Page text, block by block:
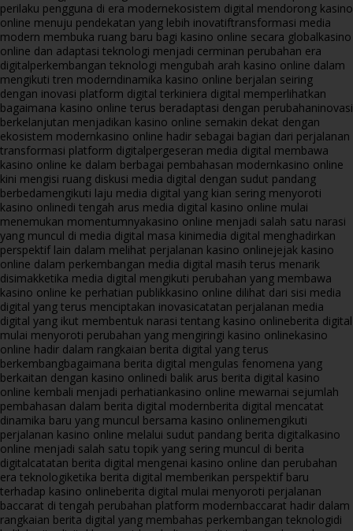
perilaku pengguna di era modernekosistem digital mendorong kasino
online menuju pendekatan yang lebih inovatiftransformasi media
modern membuka ruang baru bagi kasino online secara globalkasino
online dan adaptasi teknologi menjadi cerminan perubahan era
digitalperkembangan teknologi mengubah arah kasino online dalam
mengikuti tren moderndinamika kasino online berjalan seiring
dengan inovasi platform digital terkiniera digital memperlihatkan
bagaimana kasino online terus beradaptasi dengan perubahaninovasi
berkelanjutan menjadikan kasino online semakin dekat dengan
ekosistem modernkasino online hadir sebagai bagian dari perjalanan
transformasi platform digitalpergeseran media digital membawa
kasino online ke dalam berbagai pembahasan modernkasino online
kini mengisi ruang diskusi media digital dengan sudut pandang
berbedamengikuti laju media digital yang kian sering menyoroti
kasino onlinedi tengah arus media digital kasino online mulai
menemukan momentumnyakasino online menjadi salah satu narasi
yang muncul di media digital masa kinimedia digital menghadirkan
perspektif lain dalam melihat perjalanan kasino onlinejejak kasino
online dalam perkembangan media digital masih terus menarik
disimakketika media digital mengikuti perubahan yang membawa
kasino online ke perhatian publikkasino online dilihat dari sisi media
digital yang terus menciptakan inovasicatatan perjalanan media
digital yang ikut membentuk narasi tentang kasino onlineberita digital
mulai menyoroti perubahan yang mengiringi kasino onlinekasino
online hadir dalam rangkaian berita digital yang terus
berkembangbagaimana berita digital mengulas fenomena yang
berkaitan dengan kasino onlinedi balik arus berita digital kasino
online kembali menjadi perhatiankasino online mewarnai sejumlah
pembahasan dalam berita digital modernberita digital mencatat
dinamika baru yang muncul bersama kasino onlinemengikuti
perjalanan kasino online melalui sudut pandang berita digitalkasino
online menjadi salah satu topik yang sering muncul di berita
digitalcatatan berita digital mengenai kasino online dan perubahan
era teknologiketika berita digital memberikan perspektif baru
terhadap kasino onlineberita digital mulai menyoroti perjalanan
baccarat di tengah perubahan platform modernbaccarat hadir dalam
rangkaian berita digital yang membahas perkembangan teknologidi